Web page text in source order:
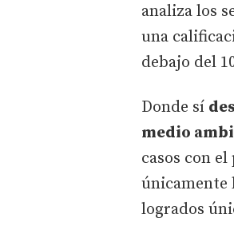
analiza los
una
debajo del
Donde sí
medio
casos con
únicamente
logrados